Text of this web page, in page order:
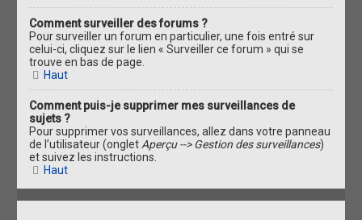
Comment surveiller des forums ?
Pour surveiller un forum en particulier, une fois entré sur
celui-ci, cliquez sur le lien « Surveiller ce forum » qui se
trouve en bas de page.
Haut
Comment puis-je supprimer mes surveillances de
sujets ?
Pour supprimer vos surveillances, allez dans votre panneau
de l’utilisateur (onglet Aperçu --> Gestion des surveillances)
et suivez les instructions.
Haut